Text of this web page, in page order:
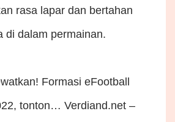
rasa lapar dan bertahan
di dalam permainan.
Formasi eFootball
tonton… Verdiand.net –